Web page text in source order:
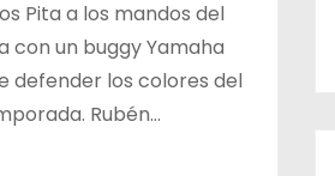
Pita a los mandos del
con un buggy Yamaha
defender los colores del
Rubén…